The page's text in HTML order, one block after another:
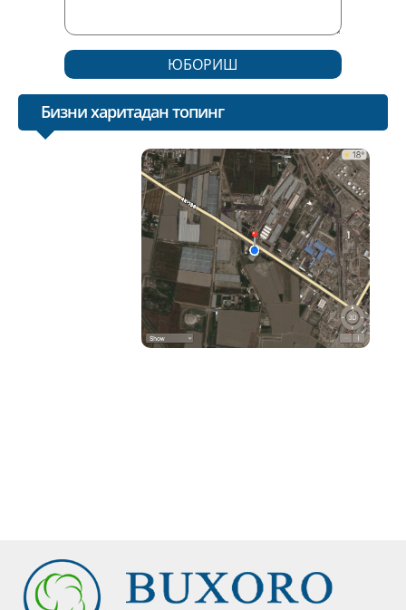
ЮБОРИШ
Бизни харитадан топинг